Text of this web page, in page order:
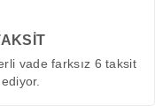
vade farksız 6 taksit